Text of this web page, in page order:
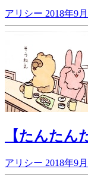
アリシー 2018年9
【たんた
アリシー 2018年9